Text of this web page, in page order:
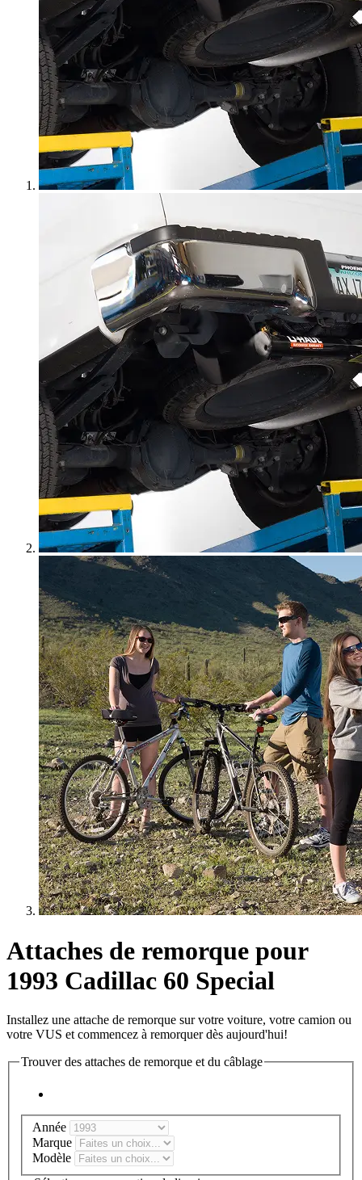
Attaches de remorque pour
1993 Cadillac 60 Special
Installez une attache de remorque sur votre voiture, votre camion ou
votre VUS et commencez à remorquer dès aujourd'hui!
Trouver des attaches de remorque et du câblage
Année
Marque
Modèle